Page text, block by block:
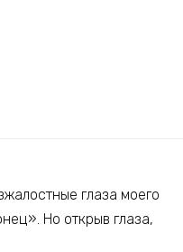
глаза моего
Но открыв глаза,